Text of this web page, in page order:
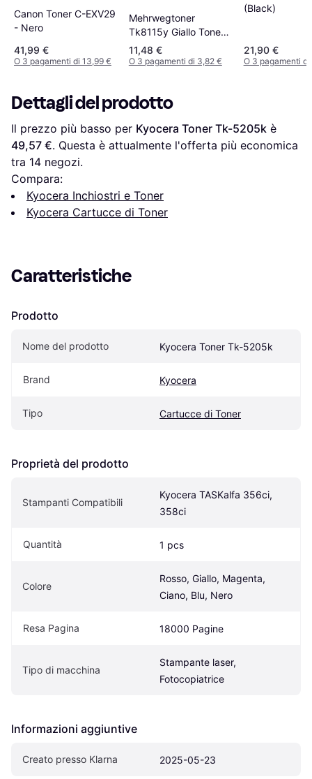
Canon Toner C-EXV29
- Nero
41,99 €
O 3 pagamenti di 13,99 €
Mehrwegtoner
Tk8115y Giallo Toner
Compatibile Kyocera
Ecosys
11,48 €
O 3 pagamenti di 3,82 €
(Black)
21,90 €
O 3 pagamenti
Dettagli del prodotto
Il prezzo più basso per Kyocera Toner Tk-5205k
49,57 €. Questa è attualmente l'offerta più economica
tra 14 negozi.
Compara:
Kyocera Inchiostri e Toner
Kyocera Cartucce di Toner
Caratteristiche
Prodotto
Nome del prodotto Kyocera Toner Tk-5205k
Brand Kyocera
Tipo Cartucce di Toner
Proprietà del prodotto
Stampanti Compatibili
Kyocera TASKalfa 356ci,
358ci
Quantità 1 pcs
Colore
Rosso, Giallo, Magenta,
Ciano, Blu, Nero
Resa Pagina 18000 Pagine
Tipo di macchina
Stampante laser,
Fotocopiatrice
Informazioni aggiuntive
Creato presso Klarna 2025-05-23